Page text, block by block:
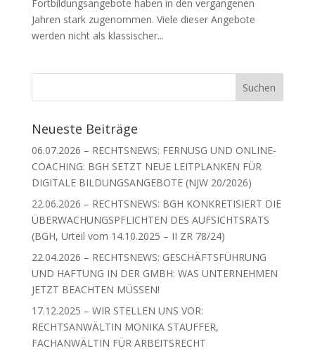
Fortbildungsangebote haben in den vergangenen
Jahren stark zugenommen. Viele dieser Angebote
werden nicht als klassischer...
Neueste Beiträge
06.07.2026 – RECHTSNEWS: FERNUSG UND ONLINE-
COACHING: BGH SETZT NEUE LEITPLANKEN FÜR
DIGITALE BILDUNGSANGEBOTE (NJW 20/2026)
22.06.2026 – RECHTSNEWS: BGH KONKRETISIERT DIE
ÜBERWACHUNGSPFLICHTEN DES AUFSICHTSRATS
(BGH, Urteil vom 14.10.2025 – II ZR 78/24)
22.04.2026 – RECHTSNEWS: GESCHÄFTSFÜHRUNG
UND HAFTUNG IN DER GMBH: WAS UNTERNEHMEN
JETZT BEACHTEN MÜSSEN!
17.12.2025 – WIR STELLEN UNS VOR:
RECHTSANWÄLTIN MONIKA STAUFFER,
FACHANWÄLTIN FÜR ARBEITSRECHT